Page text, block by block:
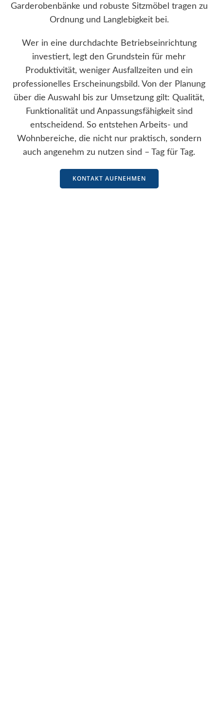
Garderobenbänke und robuste Sitzmöbel tragen zu
Ordnung und Langlebigkeit bei.
Wer in eine durchdachte Betriebseinrichtung
investiert, legt den Grundstein für mehr
Produktivität, weniger Ausfallzeiten und ein
professionelles Erscheinungsbild. Von der Planung
über die Auswahl bis zur Umsetzung gilt: Qualität,
Funktionalität und Anpassungsfähigkeit sind
entscheidend. So entstehen Arbeits- und
Wohnbereiche, die nicht nur praktisch, sondern
auch angenehm zu nutzen sind – Tag für Tag.
KONTAKT AUFNEHMEN